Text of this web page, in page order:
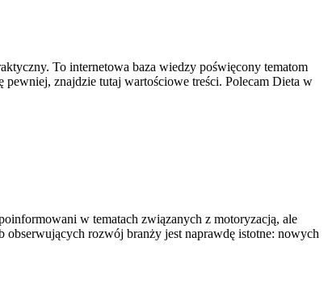
To internetowa baza wiedzy poświęcony tematom
pewniej, znajdzie tutaj wartościowe treści. Polecam Dieta w
w tematach związanych z motoryzacją, ale
obserwujących rozwój branży jest naprawdę istotne: nowych